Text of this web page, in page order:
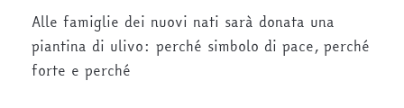
Alle famiglie dei nuovi nati sarà donata una
piantina di ulivo: perché simbolo di pace, perché
forte e perché